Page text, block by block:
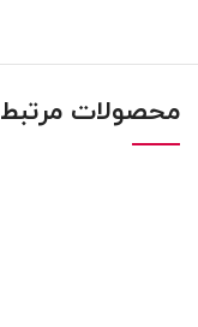
محصولات مرتبط